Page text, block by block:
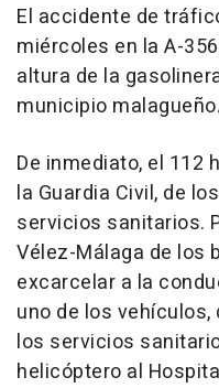
El accidente de
miércoles en la A-
altura de la
municipio malagueño.
De inmediato, el 112
la Guardia Civil, de
servicios sanitarios.
Vélez-Málaga de los
excarcelar a la
uno de los
los servicios
helicóptero al